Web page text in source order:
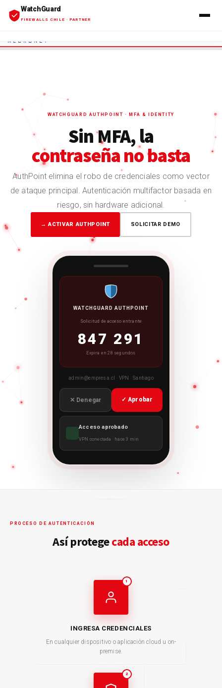
Mi Carro
PARA EMPRESAS
WatchGuard
FIREWALLS CHILE · PARTNER
INICIO
→ EDR · XDR
→ MDR 24/7
→ Rai™
→ AuthPoint MFA
→ Servicios Profesionales
ACTIVAR MFA →
WATCHGUARD AUTHPOINT · MFA & IDENTITY
Sin MFA, la
contraseña no basta
AuthPoint elimina el robo de credenciales como vector
de ataque principal. Autenticación multifactor basada en
riesgo, sin hardware adicional.
→ ACTIVAR AUTHPOINT SOLICITAR DEMO
WATCHGUARD AUTHPOINT
Solicitud de acceso entrante
847 291
Expira en 28 segundos
admin@empresa.cl · VPN · Santiago
✕ Denegar ✓ Aprobar
Acceso aprobado
VPN conectada · hace 3 min
PROCESO DE AUTENTICACIÓN
Así protegecada acceso
1
INGRESA CREDENCIALES
En cualquier dispositivo o aplicación cloud u on-
premise.
2